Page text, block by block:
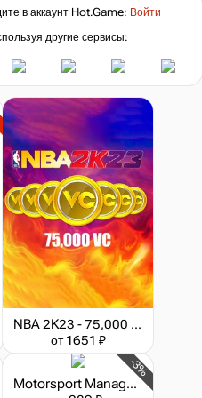
в аккаунт Hot.Game: Войти
другие сервисы:
NBA 2K23 - 75,000 VC
от 1651 ₽
-3%
Motorsport Manager - GT Series